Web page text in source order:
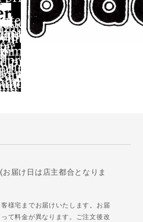
お届け日は店主都合となりま
様宅までお届けいたします。お届
て料金が異なります。ご注文後改